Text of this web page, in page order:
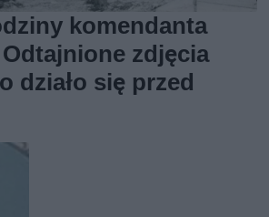
komendanta
zdjęcia
działo się przed